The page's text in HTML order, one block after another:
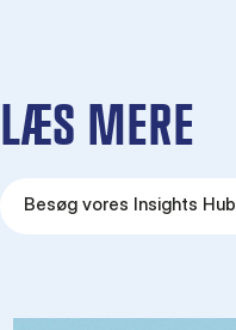
LÆS MERE
Besøg vores Insights Hub